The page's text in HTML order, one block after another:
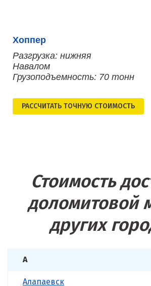
Хоппер
Разгрузка: нижняя
Навалом
Грузоподъемность: 70 тонн
РАСCЧИТАТЬ ТОЧНУЮ СТОИМОСТЬ
Стоимость
доломитовой
других
А
Алапаевск